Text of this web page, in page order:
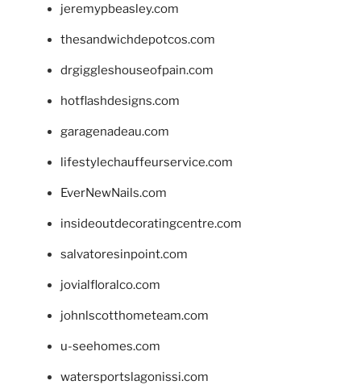
jeremypbeasley.com
thesandwichdepotcos.com
drgiggleshouseofpain.com
hotflashdesigns.com
garagenadeau.com
lifestylechauffeurservice.com
EverNewNails.com
insideoutdecoratingcentre.com
salvatoresinpoint.com
jovialfloralco.com
johnlscotthometeam.com
u-seehomes.com
watersportslagonissi.com